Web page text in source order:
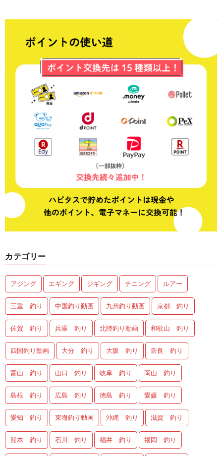
カテゴリー
アジング エギング ジギング チニング ルアー
三重 釣り 中国釣り動画 九州釣り動画 京都 釣り
佐賀 釣り 兵庫 釣り 北陸釣り動画 和歌山 釣り
四国釣り動画 大分 釣り 大阪 釣り 奈良 釣り
富山 釣り 山口 釣り 岐阜 釣り 岡山 釣り
島根 釣り 広島 釣り 徳島 釣り 愛媛 釣り
愛知 釣り 東海釣り動画 沖縄 釣り 滋賀 釣り
熊本 釣り 石川 釣り 福井 釣り 福岡 釣り